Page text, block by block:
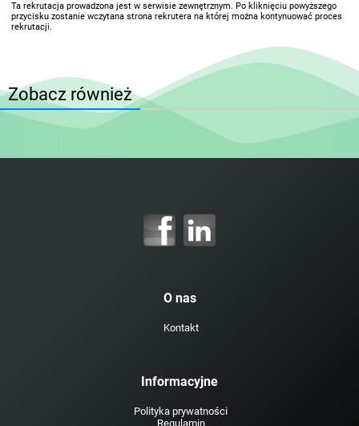
Ta rekrutacja prowadzona jest w serwisie zewnętrznym. Po kliknięciu powyższego
przycisku zostanie wczytana strona rekrutera na której można kontynuować proces
rekrutacji.
Zobacz również
O nas
Kontakt
Informacyjne
Polityka prywatności
Regulamin